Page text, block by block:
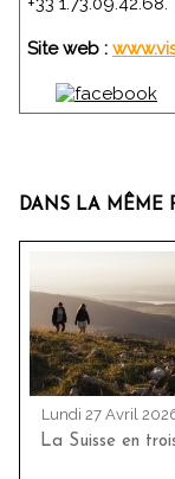
Site web :
DANS LA MÊME
Lundi 27 Avril
La Suisse en